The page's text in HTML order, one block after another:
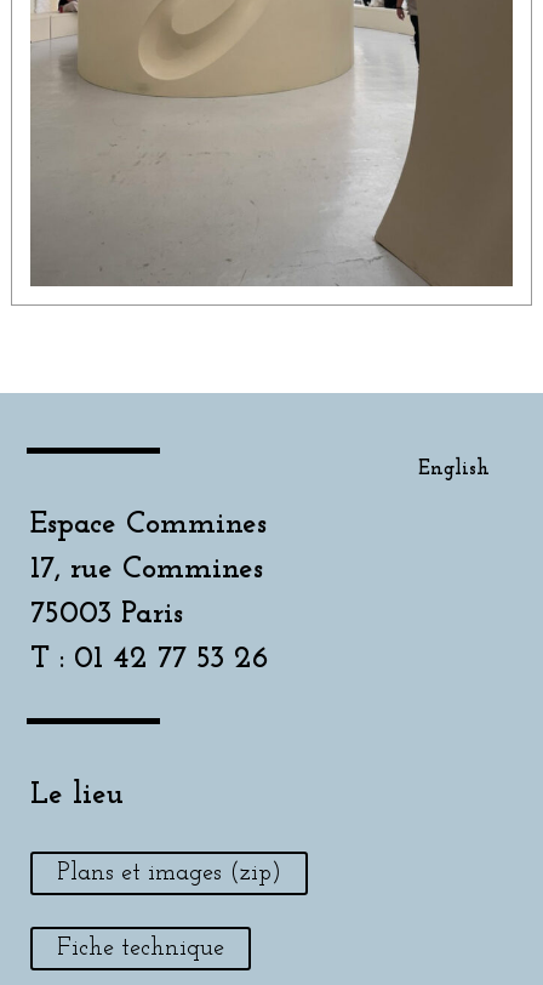
Espace Commines
17, rue Commines
75003 Paris
T : 01 42 77 53 26
Le lieu
Plans et images (zip)
Fiche technique
English